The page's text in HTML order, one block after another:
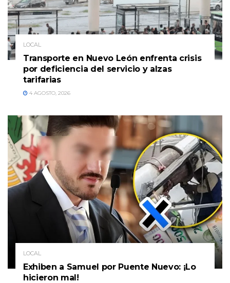
LOCAL
Transporte en Nuevo León enfrenta crisis
por deficiencia del servicio y alzas
tarifarias
4 AGOSTO, 2026
LOCAL
Exhiben a Samuel por Puente Nuevo: ¡Lo
hicieron mal!